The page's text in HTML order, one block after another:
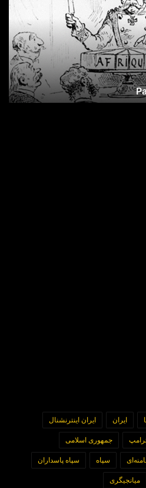
ایران ایران اینترنشنال
جمهوری اسلامی
سپاه سپاه پاسداران
میانجیگری